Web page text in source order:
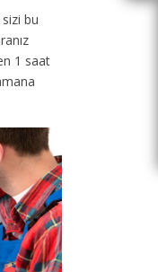
bu
1 saat